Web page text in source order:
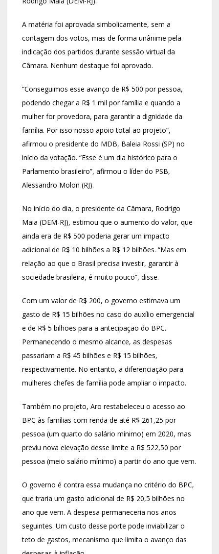
A matéria foi aprovada simbolicamente, sem a
contagem dos votos, mas de forma unânime pela
indicação dos partidos durante sessão virtual da
Câmara. Nenhum destaque foi aprovado.
“Conseguimos esse avanço de R$ 500 por pessoa,
podendo chegar a R$ 1 mil por família e quando a
mulher for provedora, para garantir a dignidade da
família. Por isso nosso apoio total ao projeto”,
afirmou o presidente do MDB, Baleia Rossi (SP) no
início da votação. “Esse é um dia histórico para o
Parlamento brasileiro”, afirmou o líder do PSB,
Alessandro Molon (RJ).
No início do dia, o presidente da Câmara, Rodrigo
Maia (DEM-RJ), estimou que o aumento do valor, que
ainda era de R$ 500 poderia gerar um impacto
adicional de R$ 10 bilhões a R$ 12 bilhões. “Mas em
relação ao que o Brasil precisa investir, garantir à
sociedade brasileira, é muito pouco”, disse.
Com um valor de R$ 200, o governo estimava um
gasto de R$ 15 bilhões no caso do auxílio emergencial
e de R$ 5 bilhões para a antecipação do BPC.
Permanecendo o mesmo alcance, as despesas
passariam a R$ 45 bilhões e R$ 15 bilhões,
respectivamente. No entanto, a diferenciação para
mulheres chefes de família pode ampliar o impacto.
Também no projeto, Aro restabeleceu o acesso ao
BPC às famílias com renda de até R$ 261,25 por
pessoa (um quarto do salário mínimo) em 2020, mas
previu nova elevação desse limite a R$ 522,50 por
pessoa (meio salário mínimo) a partir do ano que vem.
O governo é contra essa mudança no critério do BPC,
que traria um gasto adicional de R$ 20,5 bilhões no
ano que vem. A despesa permaneceria nos anos
seguintes. Um custo desse porte pode inviabilizar o
teto de gastos, mecanismo que limita o avanço das